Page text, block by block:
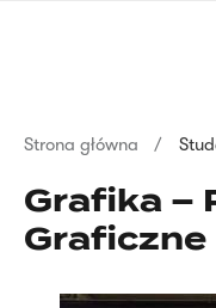
Ścieżka
nawigacyjna
Strona główna
Grafika –
Graficzne